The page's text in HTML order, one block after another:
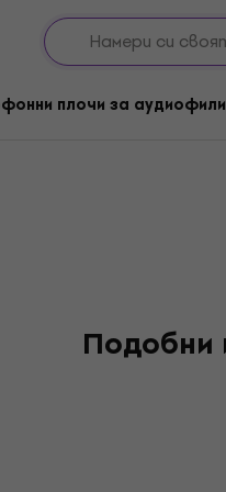
плочи за аудиофили
Trio
Подобни